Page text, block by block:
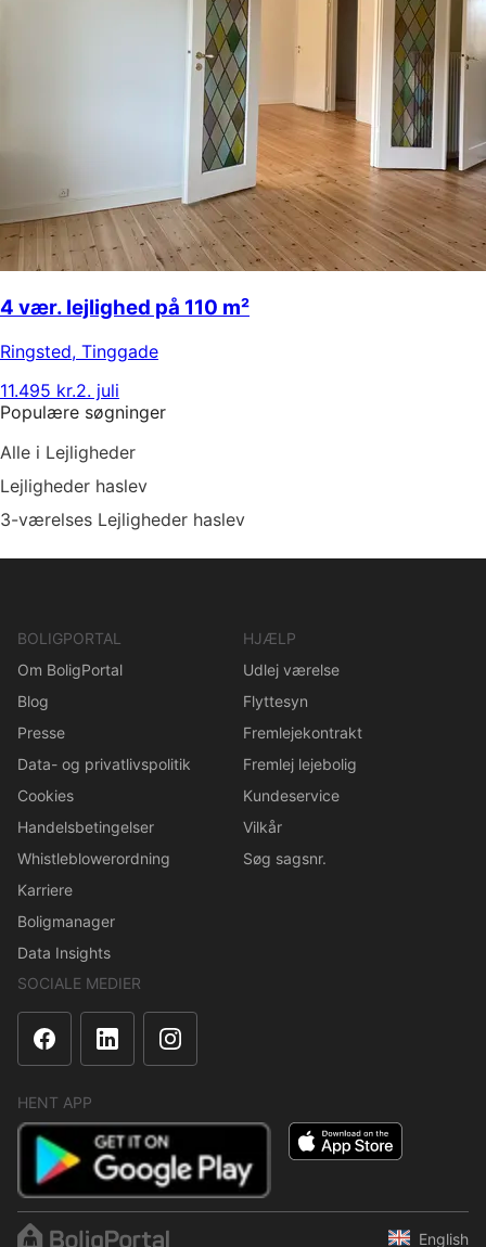
4 vær. lejlighed på 110 m²
Ringsted, Tinggade
11.495 kr.2. juli
Populære søgninger
Alle i Lejligheder
Lejligheder haslev
3-værelses Lejligheder haslev
BOLIGPORTAL
Om BoligPortal
Blog
Presse
Data- og privatlivspolitik
Cookies
Handelsbetingelser
Whistleblowerordning
Karriere
Boligmanager
Data Insights
HJÆLP
Udlej værelse
Flyttesyn
Fremlejekontrakt
Fremlej lejebolig
Kundeservice
Vilkår
Søg sagsnr.
SOCIALE MEDIER
HENT APP
English